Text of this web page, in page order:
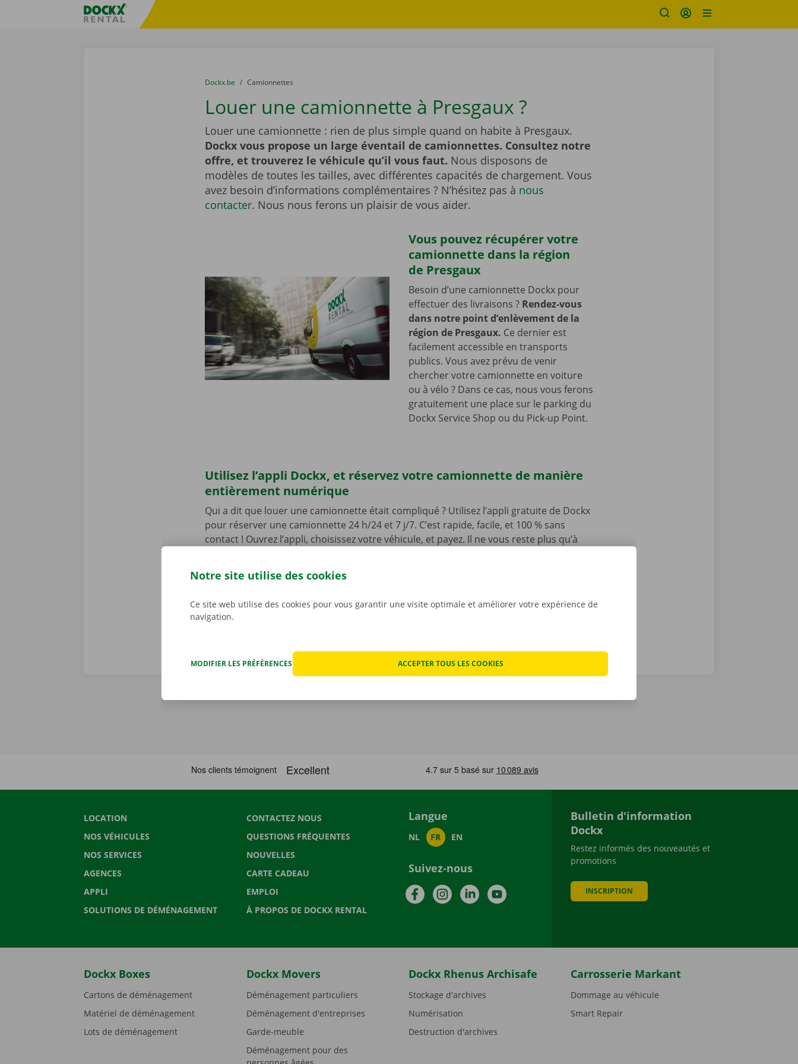
sitename
You are here:
du
Dockx.be to
Camionnettes
Louer une camionnette à Presgaux ?
Louer une camionnette : rien de plus simple quand on habite à Presgaux.
Dockx vous propose un large éventail de camionnettes. Consultez notre
offre, et trouverez le véhicule qu’il vous faut. Nous disposons de
modèles de toutes les tailles, avec différentes capacités de chargement. Vous
avez besoin d’informations complémentaires ? N’hésitez pas à nous
contacter. Nous nous ferons un plaisir de vous aider.
Vous pouvez récupérer votre
camionnette dans la région
de Presgaux
Besoin d’une camionnette Dockx pour
effectuer des livraisons ? Rendez-vous
dans notre point d’enlèvement de la
région de Presgaux. Ce dernier est
facilement accessible en transports
publics. Vous avez prévu de venir
chercher votre camionnette en voiture
ou à vélo ? Dans ce cas, nous vous ferons
gratuitement une place sur le parking du
Dockx Service Shop ou du Pick-up Point.
Utilisez l’appli Dockx, et réservez votre camionnette de manière
entièrement numérique
Qui a dit que louer une camionnette était compliqué ? Utilisez l’appli gratuite de Dockx
pour réserver une camionnette 24 h/24 et 7 j/7. C’est rapide, facile, et 100 % sans
contact ! Ouvrez l’appli, choisissez votre véhicule, et payez. Il ne vous reste plus qu’à
notre offre.
LOCATION
NOS VÉHICULES
NOS SERVICES
AGENCES
APPLI
SOLUTIONS DE DÉMÉNAGEMENT
CONTACTEZ NOUS
QUESTIONS FRÉQUENTES
NOUVELLES
CARTE CADEAU
EMPLOI
À PROPOS DE DOCKX RENTAL
Langue
NL FR EN
Suivez-nous
FacebookInstagramLinkedInYouTube
Bulletin d'information
Dockx
Restez informés des nouveautés et
promotions
INSCRIPTION
Dockx Boxes
Cartons de déménagement
Matériel de déménagement
Lots de déménagement
Dockx Movers
Déménagement particuliers
Déménagement d'entreprises
Garde-meuble
Déménagement pour des
Dockx Rhenus Archisafe
Stockage d'archives
Numérisation
Destruction d'archives
Carrosserie Markant
Dommage au véhicule
Smart Repair
Notre site utilise des cookies
Ce site web utilise des cookies pour vous garantir une visite optimale et améliorer votre expérience de
navigation.
MODIFIER LES PRÉFÉRENCES ACCEPTER TOUS LES COOKIES